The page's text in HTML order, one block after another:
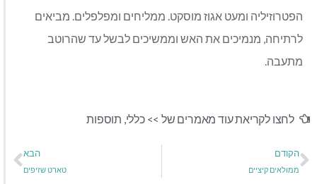
הפטרוזיליה ומעט אגוז מוסקט. ממליחים ומפלפלים. מביאים
לרתיחה, מנמיכים את האש וממשיכים לבשל עד שהרוטב
מתעבה.
לחצו לקריאת עוד מאמרים של >> כללי, תוספות
הקודם
ממולאים קיציים
הבא
טארט שזיפים